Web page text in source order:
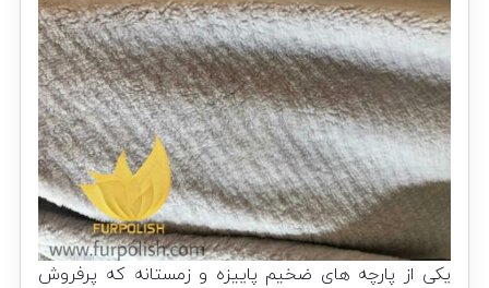
یکی از پارچه های ضخیم پاییزه و زمستانه که پرفروش